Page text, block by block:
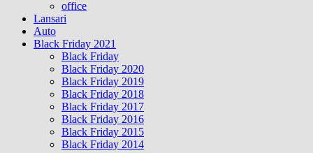
office
Lansari
Auto
Black Friday 2021
Black Friday
Black Friday 2020
Black Friday 2019
Black Friday 2018
Black Friday 2017
Black Friday 2016
Black Friday 2015
Black Friday 2014